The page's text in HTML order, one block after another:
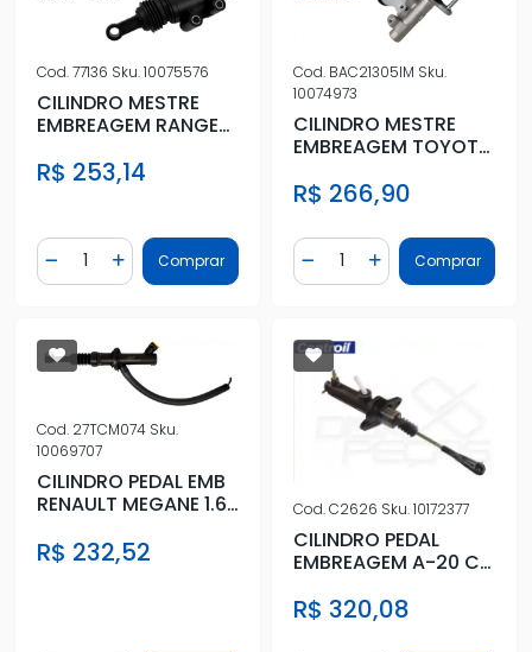
Cod.77136 Sku.10075576
CILINDRO MESTRE
EMBREAGEM RANGER
R$ 253,14
Diminuir Quantidade
Quantidade
Adicionar Quantidade
Comprar
Cod. BAC21305IM Sku.
10074973
CILINDRO MESTRE
EMBREAGEM TOYOTA
R$ 266,90
Diminuir Quantidade
Quantidade
AdicionarComprar
Cod. 27TCM074 Sku.
10069707
CILINDRO PEDAL EMB
RENAULT MEGANE 1.6
R$ 232,52
Cod.C2626 Sku.10172377
CILINDRO PEDAL
EMBREAGEM A-20 C-
1993 A 1996
R$ 320,08